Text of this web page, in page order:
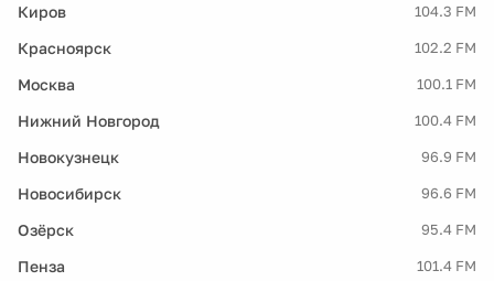
Киров 104.3 FM
Красноярск 102.2 FM
Москва 100.1 FM
Нижний Новгород 100.4 FM
Новокузнецк 96.9 FM
Новосибирск 96.6 FM
Озёрск 95.4 FM
Пенза 101.4 FM